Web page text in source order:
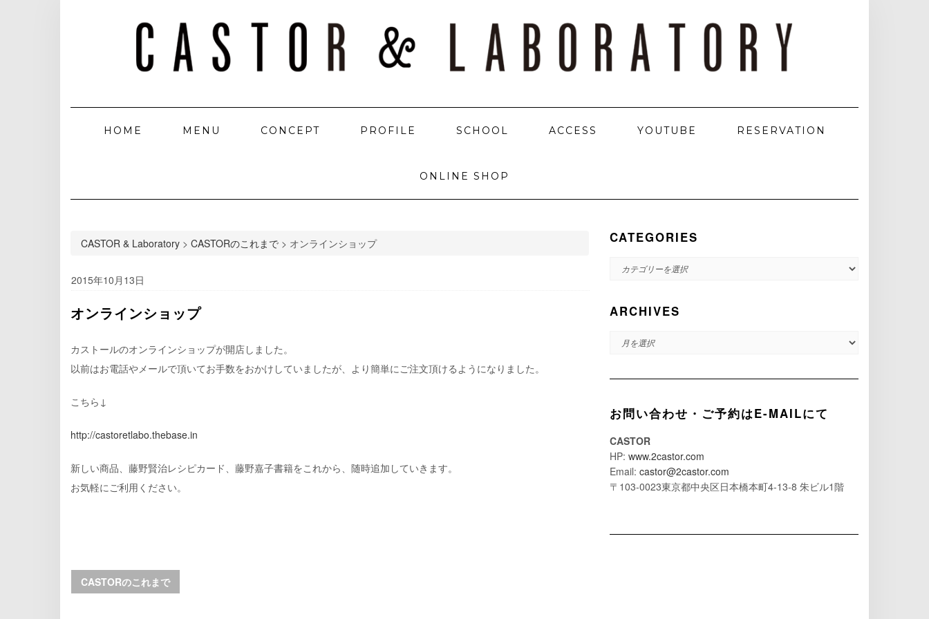
HOME MENU CONCEPT PROFILE SCHOOL ACCESS YOUTUBE RESERVATION
ONLINE SHOP
CASTOR & Laboratory > CASTORのこれまで > オンラインショップ
2015年10月13日
オンラインショップ
カストールのオンラインショップが開店しました。
以前はお電話やメールで頂いてお手数をおかけしていましたが、より簡単にご注文頂けるようになりました。
こちら↓
http://castoretlabo.thebase.in
新しい商品、藤野賢治レシピカード、藤野嘉子書籍をこれから、随時追加していきます。
お気軽にご利用ください。
CASTORのこれまで
CATEGORIES
CATEGORIES
ARCHIVES
ARCHIVES
お問い合わせ・ご予約はE-MAILにて
CASTOR
HP: www.2castor.com
Email: castor@2castor.com
〒103-0023東京都中央区日本橋本町4-13-8 朱ビル1階